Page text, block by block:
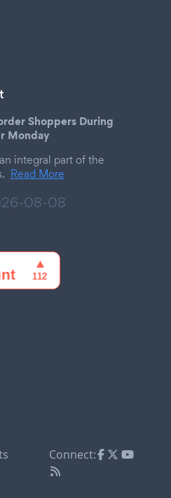
Shoppers During
Monday
integral part of the
Read More
08-08
Connect: